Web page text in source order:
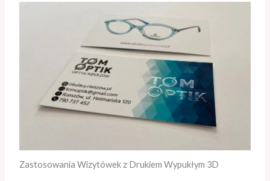
Zastosowania Wizytówek z Drukiem Wypukłym 3D